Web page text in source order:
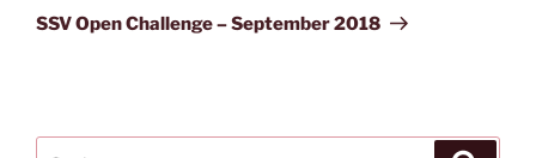
Beitrag
SSV Open Challenge – September 2018